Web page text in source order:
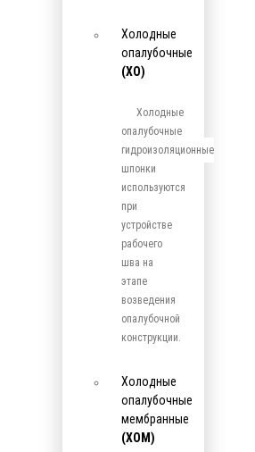
Холодные
опалубочные
(ХО)
Холодные
опалубочные
гидроизоляционные
шпонки
используются
при
устройстве
рабочего
шва на
этапе
возведения
опалубочной
конструкции.
Холодные
опалубочные
мембранные
(ХОМ)